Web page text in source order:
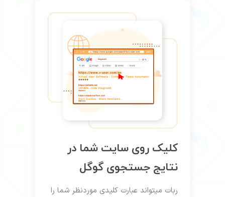
کلیک روی سایت شما در
نتایج جستجوی گوگل
ربات میتواند عبارت کلیدی موردنظر شما را